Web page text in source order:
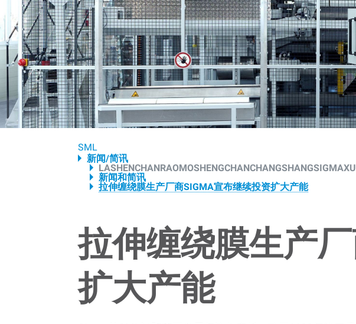
Breadcrumb
SML
新闻/简讯
新闻和简讯
拉伸缠绕膜生产厂商SIGMA宣布继续投资扩大产能
拉伸缠绕膜生产
扩大产能